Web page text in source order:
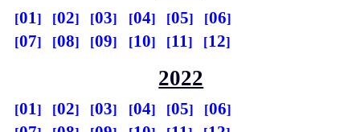
01 02 03 04 05
06
07
08 09 10 11 12
2022
01 02 03 04 05
06